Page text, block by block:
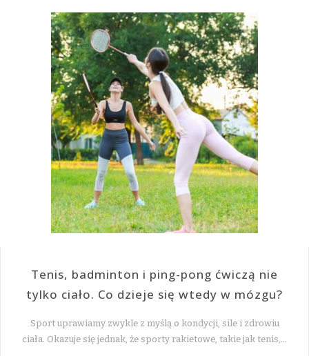
Tenis, badminton i ping-pong ćwiczą nie
tylko ciało. Co dzieje się wtedy w mózgu?
Sport uprawiamy zwykle z myślą o kondycji, sile i zdrowiu
ciała. Okazuje się jednak, że sporty rakietowe, takie jak tenis,…